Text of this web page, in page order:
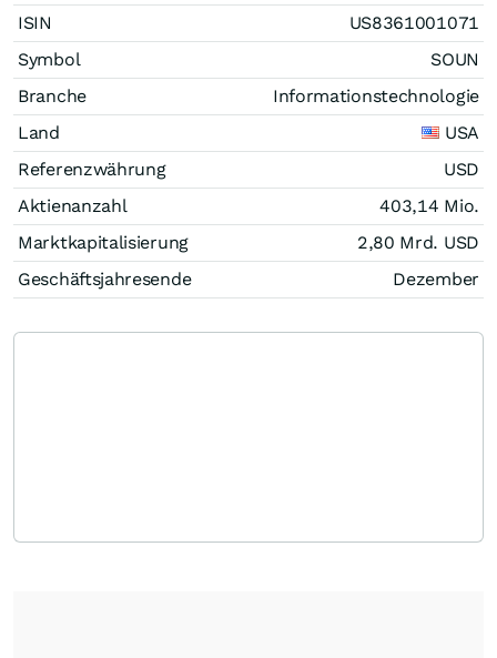
ISIN
US8361001071
Symbol
SOUN
Branche
Informationstechnologie
Land
USA
Referenzwährung
USD
Aktienanzahl
403,14 Mio.
Marktkapitalisierung
2,80 Mrd. USD
Geschäftsjahresende
Dezember